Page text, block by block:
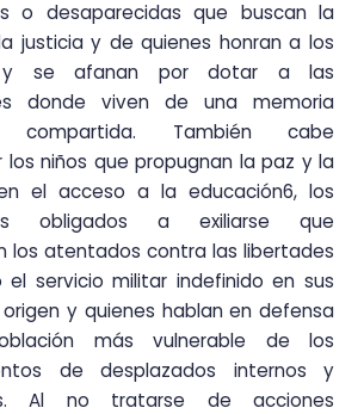
o desaparecidas que buscan la
justicia y de quienes honran a los
y se afanan por dotar a las
donde viven de una memoria
compartida. También cabe
los niños que propugnan la paz y la
el acceso a la educación6, los
obligados a exiliarse que
los atentados contra las libertades
el servicio militar indefinido en sus
y quienes hablan en defensa
más vulnerable de los
de desplazados internos y
Al no tratarse de acciones